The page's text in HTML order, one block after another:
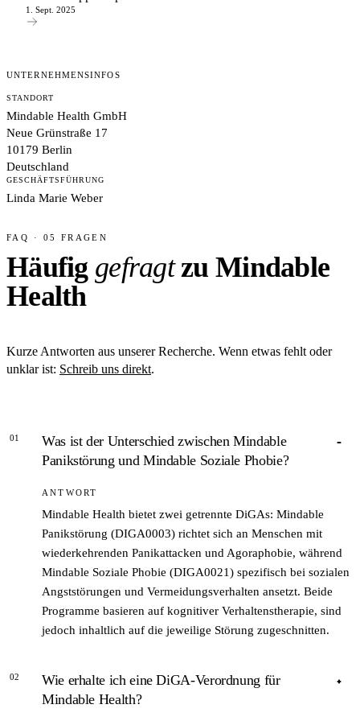
1. Sept. 2025
UNTERNEHMENSINFOS
STANDORT
Mindable Health GmbH
Neue Grünstraße 17
10179 Berlin
Deutschland
GESCHÄFTSFÜHRUNG
Linda Marie Weber
FAQ · 05 FRAGEN
Häufig gefragtzu Mindable
Health
Kurze Antworten aus unserer Recherche. Wenn etwas fehlt oder
unklar ist: Schreib uns direkt.
01
Was ist der Unterschied zwischen Mindable
Panikstörung und Mindable Soziale Phobie?
ANTWORT
Mindable Health bietet zwei getrennte DiGAs: Mindable
Panikstörung (DIGA0003) richtet sich an Menschen mit
wiederkehrenden Panikattacken und Agoraphobie, während
Mindable Soziale Phobie (DIGA0021) spezifisch bei sozialen
Angststörungen und Vermeidungsverhalten ansetzt. Beide
Programme basieren auf kognitiver Verhaltenstherapie, sind
jedoch inhaltlich auf die jeweilige Störung zugeschnitten.
02
Wie erhalte ich eine DiGA-Verordnung für
Mindable Health?